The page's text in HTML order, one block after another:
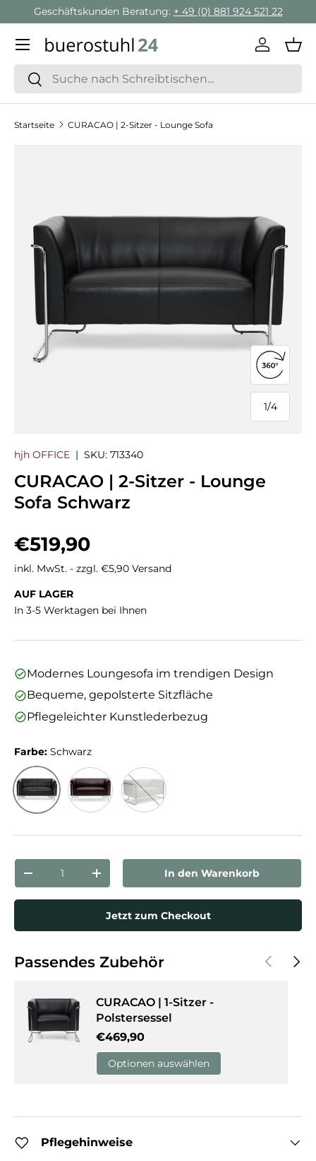
Direkt zum Inhalt
Geschäftskunden Beratung: + 49 (0) 881 924 521 22
Suchen
Suchen
Menü
Startseite CURACAO | 2-Sitzer - Lounge Sofa
1/
von
4
360°-
hjh OFFICE | SKU: 713340
CURACAO | 2-Sitzer - Lounge
Sofa Schwarz
Normaler Preis
€519,90
inkl. MwSt. - zzgl. €5,90 Versand
AUF LAGER
In 3-5 Werktagen bei Ihnen
Modernes Loungesofa im trendigen Design
Bequeme, gepolsterte Sitzfläche
Pflegeleichter Kunstlederbezug
Farbe: Schwarz
Menge verringernMenge erhöhenIn den Warenkorb
Jetzt zum Checkout
Passendes Zubehör Vorherige
CURACAO | 1-Sitzer -
Polstersessel
Normaler Preis
€469,90
Optionen auswählen
Pflegehinweise